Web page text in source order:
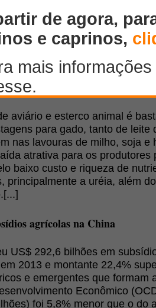
do Desenvolvimento
à genética da Emepa,
no semiárido paraibano. O
na Estação Experimental de
encontram fonte de renda
aviário e esterco animal é
para gado, tanto de leite
nas lavouras de milho, soja e
atrativa para os produtores
baixo custo e riqueza de
principalmente a uréia, além
agrícolas na China
US$ 292,6 bilhões em
2013 e montante 22,4%
e emergentes que formam
Econômico
foi 5,8% menor que o do